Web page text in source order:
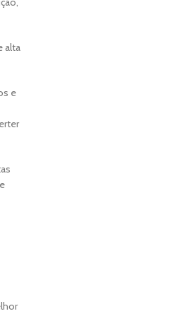
alta
e